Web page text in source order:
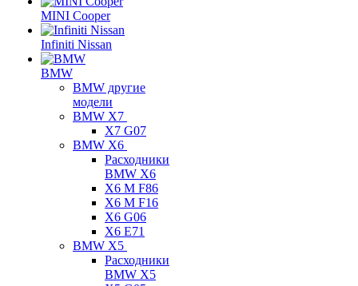
MINI Cooper
Infiniti Nissan
BMW
BMW другие
модели
BMW X7
X7 G07
BMW X6
Расходники
BMW X6
X6 M F86
X6 M F16
X6 G06
X6 E71
BMW X5
Расходники
BMW X5